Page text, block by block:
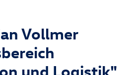
Vollmer
und Logistik"